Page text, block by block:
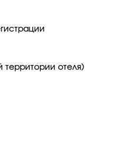
территории отеля)